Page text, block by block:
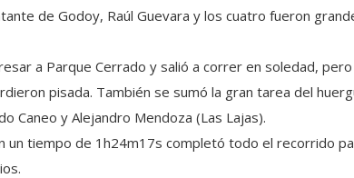
de Godoy, Raúl Guevara y los cuatro fueron
a Parque Cerrado y salió a correr en soledad,
pisada. También se sumó la gran tarea del
Caneo y Alejandro Mendoza (Las Lajas).
un tiempo de 1h24m17s completó todo el recorrido